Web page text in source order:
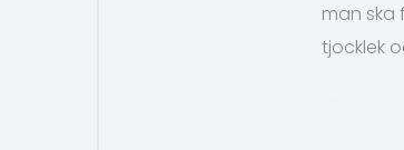
man ska
tjocklek